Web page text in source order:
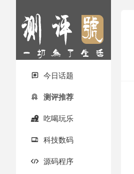
 今日话题
 测评推荐
 吃喝玩乐
 科技数码
 源码程序